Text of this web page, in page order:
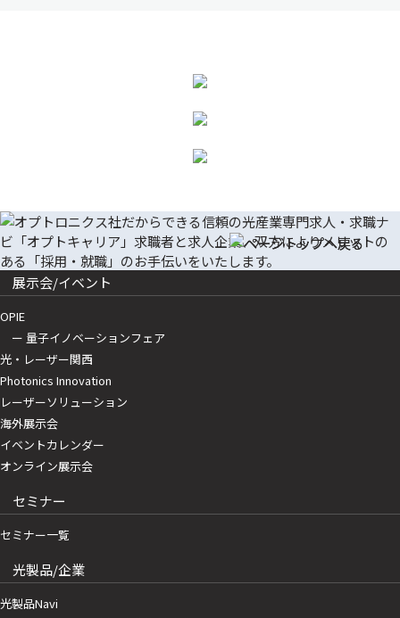
展示会/イベント
OPIE
ー 量子イノベーションフェア
光・レーザー関西
Photonics Innovation
レーザーソリューション
海外展示会
イベントカレンダー
オンライン展示会
セミナー
セミナー一覧
光製品/企業
光製品Navi